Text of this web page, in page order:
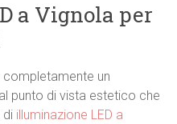
a Vignola per
un
punto di vista estetico che
di illuminazione LED a